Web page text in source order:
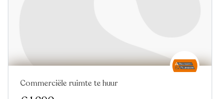
Commerciële ruimte te huur